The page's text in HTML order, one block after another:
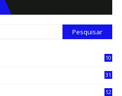
10
31
12